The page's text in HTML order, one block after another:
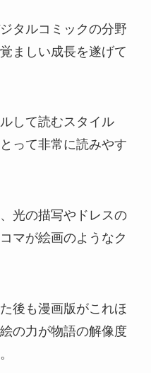
タルコミックの分野
ましい成長を遂げて
して読むスタイル
って非常に読みやす
光の描写やドレスの
マが絵画のようなク
後も漫画版がこれほ
の力が物語の解像度